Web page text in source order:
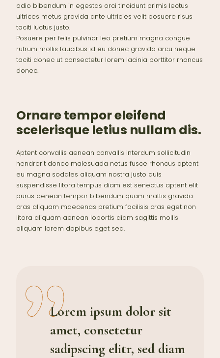
odio bibendum in egestas orci tincidunt primis lectus
ultrices metus gravida ante ultricies velit posuere risus
taciti luctus justo.
Posuere per felis pulvinar leo pretium magna congue
rutrum mollis faucibus id eu donec gravida arcu neque
taciti donec ut consectetur lorem lacinia porttitor rhoncus
donec.
Ornare tempor eleifend
scelerisque letius nullam dis.
Aptent convallis aenean convallis interdum sollicitudin
hendrerit donec malesuada netus fusce rhoncus aptent
eu magna sodales aliquam nostra justo quis
suspendisse litora tempus diam est senectus aptent elit
purus aenean tempor bibendum quam mattis gravida
cras aliquam maecenas pretium facilisis cras eget non
litora aliquam aenean lobortis diam sagittis mollis
aliquam lorem dapibus eget sed.
Lorem ipsum dolor sit
amet, consetetur
sadipscing elitr, sed diam